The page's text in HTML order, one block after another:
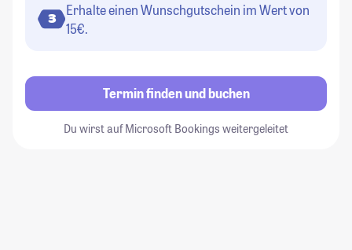
3
Erhalte einen Wunschgutschein im Wert von
15€.
Termin finden und buchen
Du wirst auf Microsoft Bookings weitergeleitet